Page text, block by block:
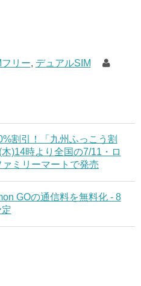
フリー, デュアルSIM
割引！「九州ふっこう割
)14時より全国の7/11・ロ
ミリーマートで発売
GOの通信料を無料化 - 8